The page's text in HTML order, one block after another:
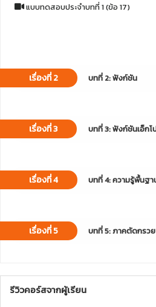
แบบทดสอบประจำบทที่ 1 (ข้อ 17)
เรื่องที่ 2 บทที่ 2: ฟังก์ชัน
เรื่องที่ 3 บทที่ 3: ฟังก์ชันเอ็กโ
เรื่องที่ 4 บทที่ 4: ความรู้พื้นฐา
เรื่องที่ 5 บทที่ 5: ภาคตัดกรวย
รีวิวคอร์สจากผู้เรียน